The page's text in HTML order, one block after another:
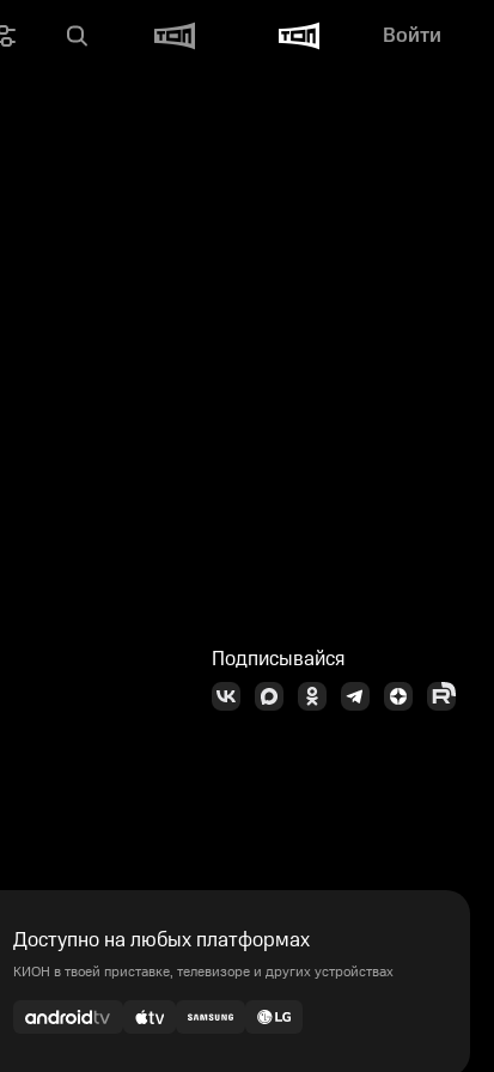
Войти
Подписывайся
Доступно на любых платформах
КИОН в твоей приставке, телевизоре и других устройствах